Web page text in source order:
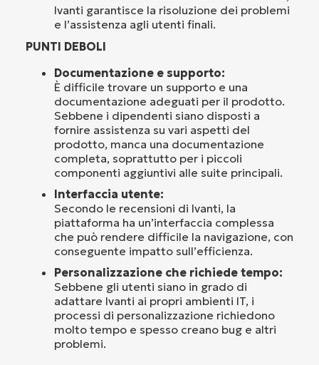
Ivanti garantisce la risoluzione dei problemi
e l’assistenza agli utenti finali.
PUNTI DEBOLI
Documentazione e supporto:
È difficile trovare un supporto e una
documentazione adeguati per il prodotto.
Sebbene i dipendenti siano disposti a
fornire assistenza su vari aspetti del
prodotto, manca una documentazione
completa, soprattutto per i piccoli
componenti aggiuntivi alle suite principali.
Interfaccia utente:
Secondo le recensioni di Ivanti, la
piattaforma ha un’interfaccia complessa
che può rendere difficile la navigazione, con
conseguente impatto sull’efficienza.
Personalizzazione che richiede tempo:
Sebbene gli utenti siano in grado di
adattare Ivanti ai propri ambienti IT, i
processi di personalizzazione richiedono
molto tempo e spesso creano bug e altri
problemi.